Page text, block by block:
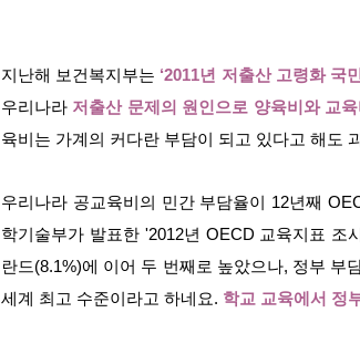
지난해 보건복지부는 ‘2011년 저출산 고령화 국
우리나라 저출산 문제의 원인으로 양육비와 교
육비는 가계의 커다란 부담이 되고 있다고 해도
우리나라 공교육비의 민간 부담율이 12년째
학기술부가 발표한 '2012년 OECD 교육지표 조
란드(8.1%)에 이어 두 번째로 높았으나, 정부 부
세계 최고 수준이라고 하네요. 학교 교육에서 정